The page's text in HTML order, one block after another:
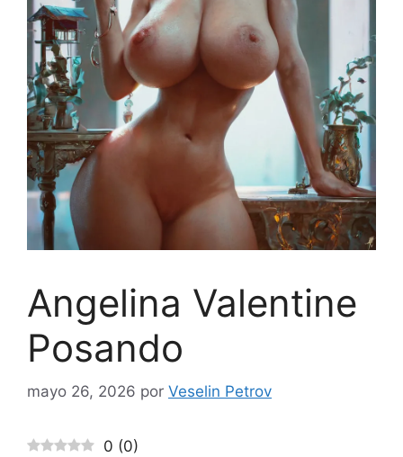
Angelina Valentine
Posando
mayo 26, 2026 por Veselin Petrov
0 (0)